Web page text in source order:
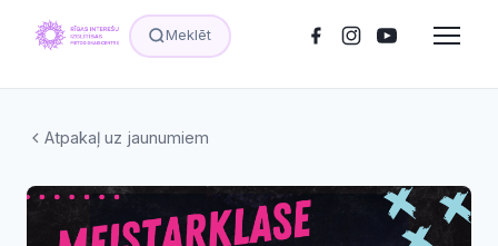
Meklēt
Atpakaļ uz jaunumiem